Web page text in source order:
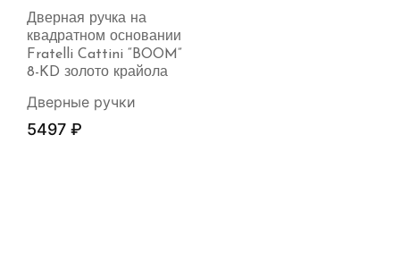
Дверная ручка на
квадратном основании
Fratelli Cattini “BOOM”
8-KD золото крайола
Дверные ручки
5497 ₽